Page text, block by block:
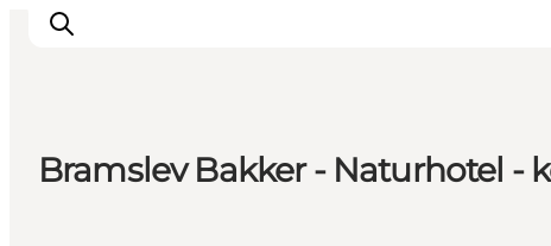
Bramslev Bakker - Naturhotel -